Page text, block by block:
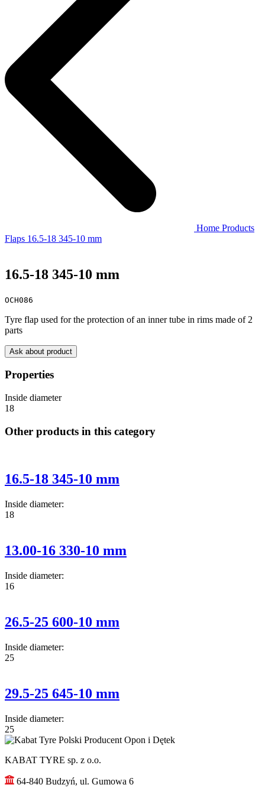
Home Products
Flaps 16.5-18 345-10 mm
16.5-18 345-10 mm
OCH086
Tyre flap used for the protection of an inner tube in rims made of 2
parts
Ask about product
Properties
Inside diameter
18
Other products in this category
16.5-18 345-10 mm
Inside diameter:
18
13.00-16 330-10 mm
Inside diameter:
16
26.5-25 600-10 mm
Inside diameter:
25
29.5-25 645-10 mm
Inside diameter:
25
KABAT TYRE sp. z o.o.
64-840 Budzyń, ul. Gumowa 6